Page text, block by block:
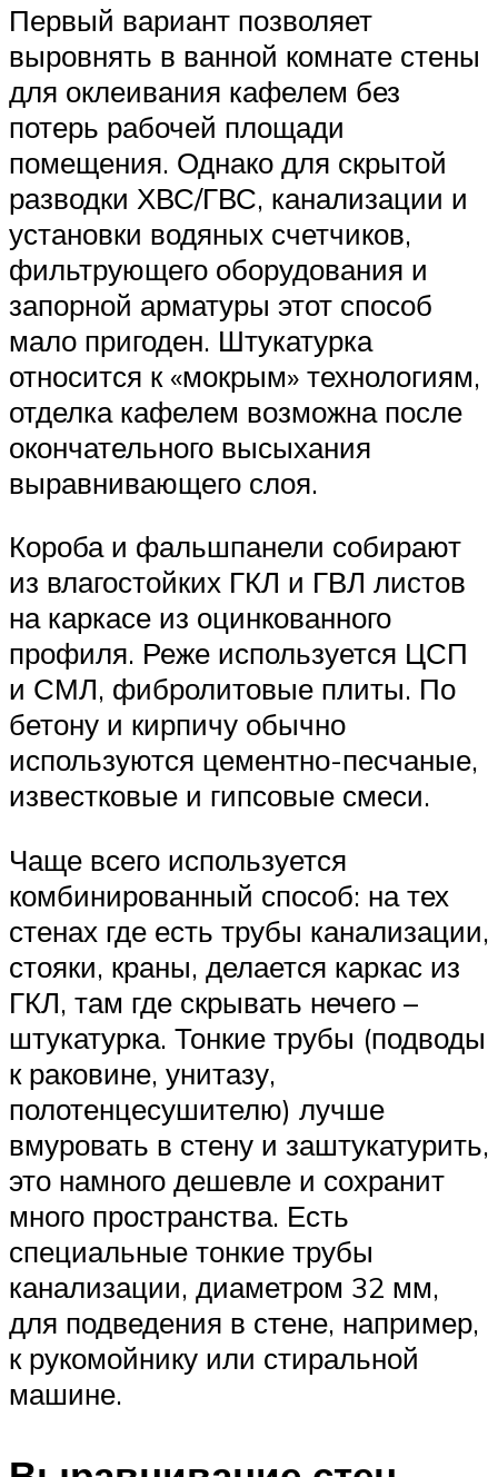
Первый вариант позволяет
выровнять в ванной комнате стены
для оклеивания кафелем без
потерь рабочей площади
помещения. Однако для скрытой
разводки ХВС/ГВС, канализации и
установки водяных счетчиков,
фильтрующего оборудования и
запорной арматуры этот способ
мало пригоден. Штукатурка
относится к «мокрым» технологиям,
отделка кафелем возможна после
окончательного высыхания
выравнивающего слоя.
Короба и фальшпанели собирают
из влагостойких ГКЛ и ГВЛ листов
на каркасе из оцинкованного
профиля. Реже используется ЦСП
и СМЛ, фибролитовые плиты. По
бетону и кирпичу обычно
используются цементно-песчаные,
известковые и гипсовые смеси.
Чаще всего используется
комбинированный способ: на тех
стенах где есть трубы канализации,
стояки, краны, делается каркас из
ГКЛ, там где скрывать нечего –
штукатурка. Тонкие трубы (подводы
к раковине, унитазу,
полотенцесушителю) лучше
вмуровать в стену и заштукатурить,
это намного дешевле и сохранит
много пространства. Есть
специальные тонкие трубы
канализации, диаметром 32 мм,
для подведения в стене, например,
к рукомойнику или стиральной
машине.